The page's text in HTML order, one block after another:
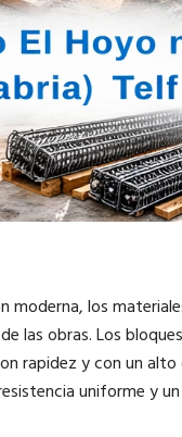
los
las obras. Los
rapidez y con un
uniforme y